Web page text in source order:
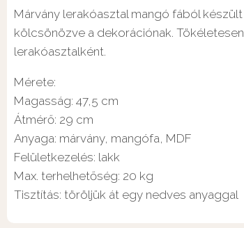
Márvány lerakóasztal mangó fából
kölcsönözve a dekorációnak.
lerakóasztalként.
Mérete:
Magasság: 47,5 cm
Átmérő: 29 cm
Anyaga: márvány, mangófa, MDF
Felületkezelés: lakk
Max. terhelhetőség: 20 kg
Tisztítás: töröljük át egy nedves anyaggal